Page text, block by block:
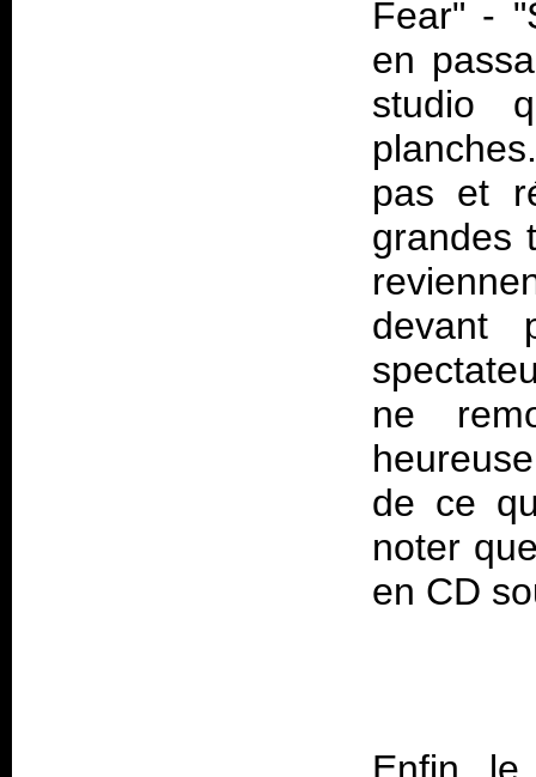
Fear" -
en
studio
pas et
grandes
devant
ne
de ce
noter
en CD